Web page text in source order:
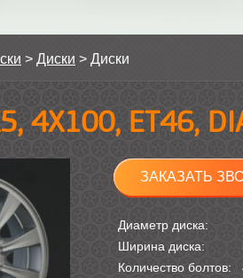
> Диски > Диски
4Х100, ET46,
ЗАКАЗАТЬ
Диаметр диска:
Ширина диска:
Количество болтов: